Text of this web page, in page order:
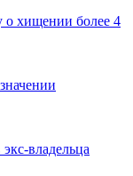
о хищении более 4
владельца